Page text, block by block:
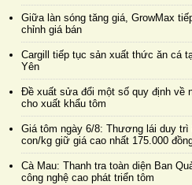
Giữa làn sóng tăng giá, GrowMax
chỉnh giá bán
Cargill tiếp tục sản xuất thức ăn cá
Yên
Đề xuất sửa đổi một số quy định về
cho xuất khẩu tôm
Giá tôm ngày 6/8: Thương lái duy
con/kg giữ giá cao nhất 175.000
Cà Mau: Thanh tra toàn diện Ban
công nghệ cao phát triển tôm